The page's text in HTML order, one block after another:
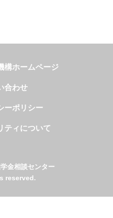
構ホームページ
合わせ
ーポリシー
ティについて
金相談センター
reserved.